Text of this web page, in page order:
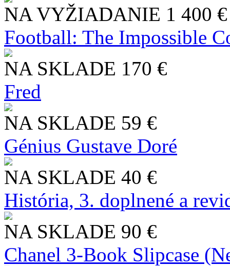
NA VYŽIADANIE 1 400 €
Football: The Impossible
NA SKLADE 170 €
Fred
NA SKLADE 59 €
Génius Gustave Doré
NA SKLADE 40 €
História, 3. doplnené a
NA SKLADE 90 €
Chanel 3-Book Slipcase